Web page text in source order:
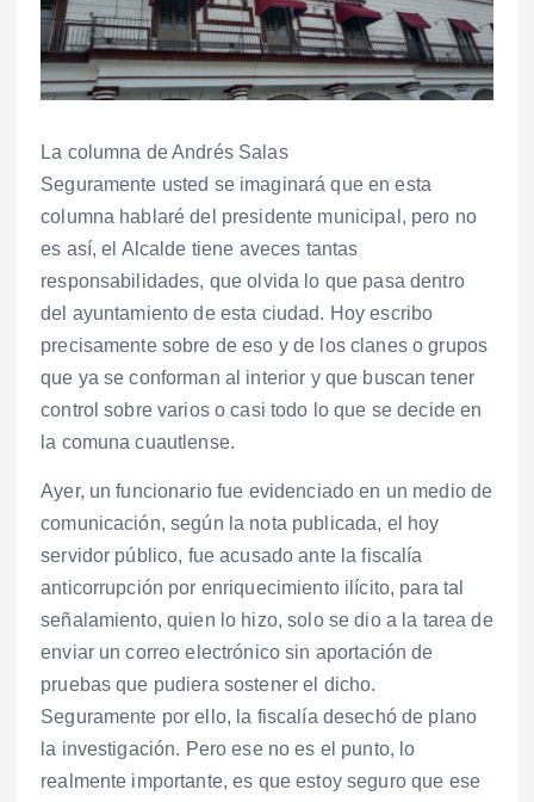
La columna de Andrés Salas
Seguramente usted se imaginará que en esta
columna hablaré del presidente municipal, pero no
es así, el Alcalde tiene aveces tantas
responsabilidades, que olvida lo que pasa dentro
del ayuntamiento de esta ciudad. Hoy escribo
precisamente sobre de eso y de los clanes o grupos
que ya se conforman al interior y que buscan tener
control sobre varios o casi todo lo que se decide en
la comuna cuautlense.
Ayer, un funcionario fue evidenciado en un medio de
comunicación, según la nota publicada, el hoy
servidor público, fue acusado ante la fiscalía
anticorrupción por enriquecimiento ilícito, para tal
señalamiento, quien lo hizo, solo se dio a la tarea de
enviar un correo electrónico sin aportación de
pruebas que pudiera sostener el dicho.
Seguramente por ello, la fiscalía desechó de plano
la investigación. Pero ese no es el punto, lo
realmente importante, es que estoy seguro que ese